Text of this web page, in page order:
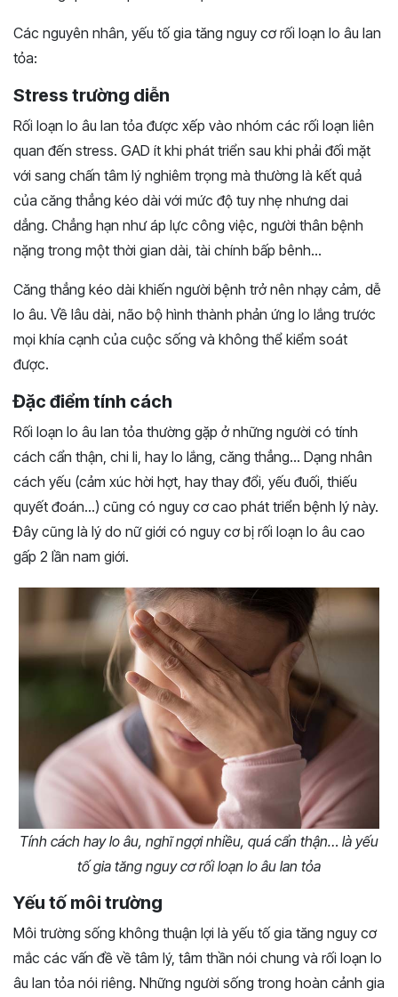
Các nguyên nhân, yếu tố gia tăng nguy cơ rối loạn lo âu lan
tỏa:
Stress trường diễn
Rối loạn lo âu lan tỏa được xếp vào nhóm các rối loạn liên
quan đến stress. GAD ít khi phát triển sau khi phải đối mặt
với sang chấn tâm lý nghiêm trọng mà thường là kết quả
của căng thẳng kéo dài với mức độ tuy nhẹ nhưng dai
dẳng. Chẳng hạn như áp lực công việc, người thân bệnh
nặng trong một thời gian dài, tài chính bấp bênh…
Căng thẳng kéo dài khiến người bệnh trở nên nhạy cảm, dễ
lo âu. Về lâu dài, não bộ hình thành phản ứng lo lắng trước
mọi khía cạnh của cuộc sống và không thể kiểm soát
được.
Đặc điểm tính cách
Rối loạn lo âu lan tỏa thường gặp ở những người có tính
cách cẩn thận, chi li, hay lo lắng, căng thẳng… Dạng nhân
cách yếu (cảm xúc hời hợt, hay thay đổi, yếu đuối, thiếu
quyết đoán…) cũng có nguy cơ cao phát triển bệnh lý này.
Đây cũng là lý do nữ giới có nguy cơ bị rối loạn lo âu cao
gấp 2 lần nam giới.
Tính cách hay lo âu, nghĩ ngợi nhiều, quá cẩn thận… là yếu
tố gia tăng nguy cơ rối loạn lo âu lan tỏa
Yếu tố môi trường
Môi trường sống không thuận lợi là yếu tố gia tăng nguy cơ
mắc các vấn đề về tâm lý, tâm thần nói chung và rối loạn lo
âu lan tỏa nói riêng. Những người sống trong hoàn cảnh gia